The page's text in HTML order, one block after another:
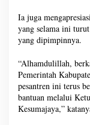
Ia juga
yang selama ini
yang dipimpinnya.
“Alhamdulillah,
Pemerintah
pesantren ini terus
bantuan melalui
Kesumajaya,”